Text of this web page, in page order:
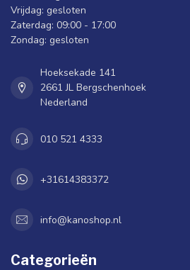
Vrijdag: gesloten
Zaterdag: 09:00 - 17:00
Zondag: gesloten
Hoeksekade 141
2661 JL Bergschenhoek
Nederland
010 521 4333
+31614383372
info@kanoshop.nl
Categorieën